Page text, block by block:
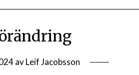
avLeif Jacobsson